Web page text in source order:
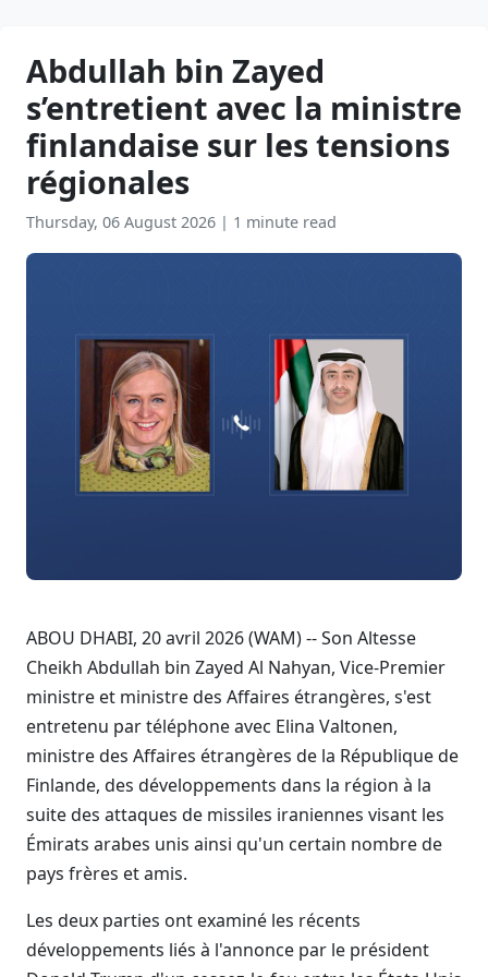
Abdullah bin Zayed
s’entretient avec la ministre
finlandaise sur les tensions
régionales
Thursday, 06 August 2026 | 1 minute read
ABOU DHABI, 20 avril 2026 (WAM) -- Son Altesse
Cheikh Abdullah bin Zayed Al Nahyan, Vice-Premier
ministre et ministre des Affaires étrangères, s'est
entretenu par téléphone avec Elina Valtonen,
ministre des Affaires étrangères de la République de
Finlande, des développements dans la région à la
suite des attaques de missiles iraniennes visant les
Émirats arabes unis ainsi qu'un certain nombre de
pays frères et amis.
Les deux parties ont examiné les récents
développements liés à l'annonce par le président